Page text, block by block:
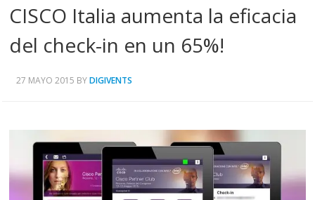
CISCO Italia aumenta la eficacia
del check-in en un 65%!
27 MAYO 2015 BYDIGIVENTS